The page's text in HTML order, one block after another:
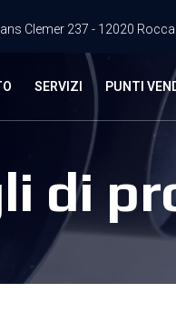
Clemer 237 - 12020
SERVIZI PUNTI
di